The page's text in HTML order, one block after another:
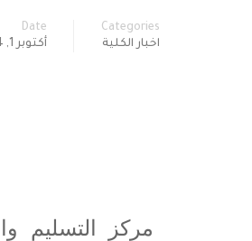
Categories
اخبار الكلية
Date
أكتوبر 1, 2014
مركز التسليم